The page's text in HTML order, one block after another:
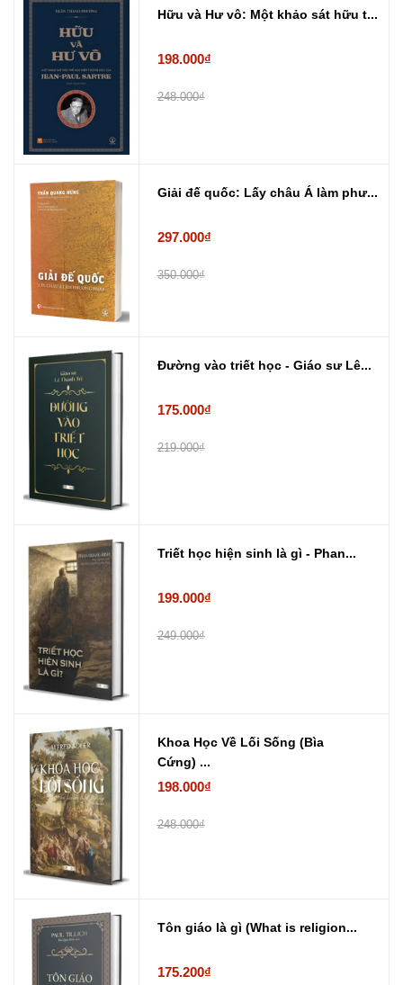
Hữu và Hư vô: Một khảo sát hữu t...
198.000₫
248.000₫
Giải đế quốc: Lấy châu Á làm phư...
297.000₫
350.000₫
Đường vào triết học - Giáo sư Lê...
175.000₫
219.000₫
Triết học hiện sinh là gì - Phan...
199.000₫
249.000₫
Khoa Học Về Lối Sống (Bìa
Cứng) ...
198.000₫
248.000₫
Tôn giáo là gì (What is religion...
175.200₫